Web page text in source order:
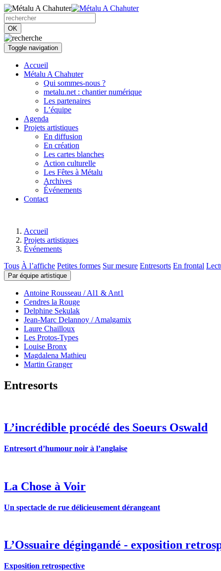
OK
Toggle navigation
Accueil
Métalu A Chahuter
Qui sommes-nous ?
metalu.net : chantier numérique
Les partenaires
L’équipe
Agenda
Projets artistiques
En diffusion
En création
Les cartes blanches
Action culturelle
Les Fêtes à Métalu
Archives
Événements
Contact
Accueil
Projets artistiques
Événements
Tous À l’affiche Petites formes Sur mesure Entresorts En frontal
Par équipe artistique
Antoine Rousseau / Al1 & Ant1
Cendres la Rouge
Delphine Sekulak
Jean-Marc Delannoy / Amalgamix
Laure Chailloux
Les Protos-Types
Louise Bronx
Magdalena Mathieu
Martin Granger
Entresorts
L’incrédible procédé des Soeurs Oswald
Entresort d’humour noir à l’anglaise
La Chose à Voir
Un spectacle de rue délicieusement dérangeant
L’Ossuaire dégingandé - exposition
Exposition retrospective